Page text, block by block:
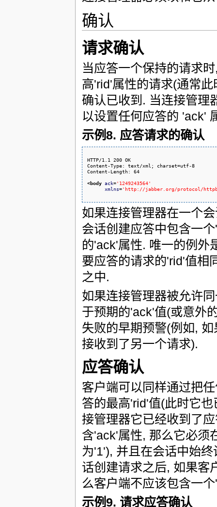
确认
请求确认
当应答一个保持的请求
高'rid'属性的请求(通常
确认已收到. 当连接管理
以设置任何应答的 'ack'
示例8. 应答请求的确认
HTTP/1.1 200 OK
Content-Type: text/xml; charset=utf-8
Content-Length: 64
<body ack='1249243564'
xmlns='http://jabber.org/protocol/
如果连接管理器在一个
会话创建应答中包含一
的'ack'属性. 唯一的例外
要应答的请求的'rid'值相
之中.
如果连接管理器被允许
于预期的'ack'值(或意外
失败的早期预警(例如,
接收到了另一个请求).
应答确认
客户端可以同样通过把
答的最高'rid'值(此时它
接管理器它已经收到了
含'ack'属性, 那么它必须
为'1'), 并且在会话中始
话创建请求之后, 如果客
么客户端不应该包含一
示例9. 请求应答确认